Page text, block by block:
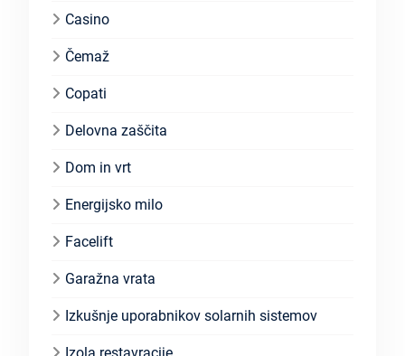
Casino
Čemaž
Copati
Delovna zaščita
Dom in vrt
Energijsko milo
Facelift
Garažna vrata
Izkušnje uporabnikov solarnih sistemov